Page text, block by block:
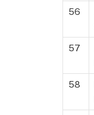
56
57
58